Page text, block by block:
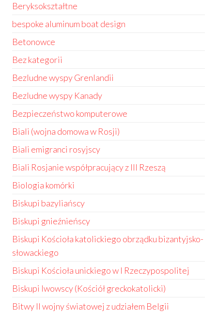
Beryksokształtne
bespoke aluminum boat design
Betonowce
Bez kategorii
Bezludne wyspy Grenlandii
Bezludne wyspy Kanady
Bezpieczeństwo komputerowe
Biali (wojna domowa w Rosji)
Biali emigranci rosyjscy
Biali Rosjanie współpracujący z III Rzeszą
Biologia komórki
Biskupi bazyliańscy
Biskupi gnieźnieńscy
Biskupi Kościoła katolickiego obrządku bizantyjsko-
słowackiego
Biskupi Kościoła unickiego w I Rzeczypospolitej
Biskupi lwowscy (Kościół greckokatolicki)
Bitwy II wojny światowej z udziałem Belgii